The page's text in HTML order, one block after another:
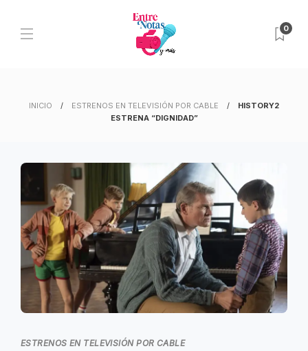
0
INICIO ESTRENOS EN TELEVISIÓN POR CABLE
HISTORY2
ESTRENA “DIGNIDAD”
ESTRENOS EN TELEVISIÓN POR CABLE